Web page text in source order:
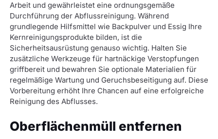
Arbeit und gewährleistet eine ordnungsgemäße
Durchführung der Abflussreinigung. Während
grundlegende Hilfsmittel wie Backpulver und Essig Ihre
Kernreinigungsprodukte bilden, ist die
Sicherheitsausrüstung genauso wichtig. Halten Sie
zusätzliche Werkzeuge für hartnäckige Verstopfungen
griffbereit und bewahren Sie optionale Materialien für
regelmäßige Wartung und Geruchsbeseitigung auf. Diese
Vorbereitung erhöht Ihre Chancen auf eine erfolgreiche
Reinigung des Abflusses.
Oberflächenmüll entfernen